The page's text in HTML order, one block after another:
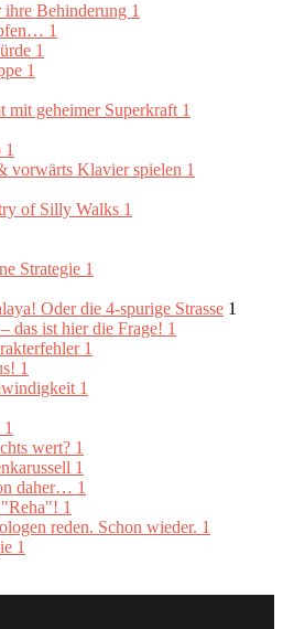
ihre Behinderung 1
1
1
1
mit geheimer Superkraft 1
1
vorwärts Klavier spielen 1
of Silly Walks 1
Strategie 1
Oder die 4-spurige Strasse 1
das ist hier die Frage! 1
1
1
1
1
wert? 1
1
daher… 1
1
reden. Schon wieder. 1
1